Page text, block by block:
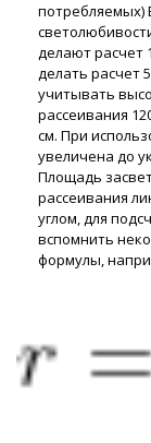
потребляемых)
делают расчет
делать расчет
учитывать
рассеивания
см. При
увеличена до
Площадь
рассеивания
углом, для
вспомнить
формулы,